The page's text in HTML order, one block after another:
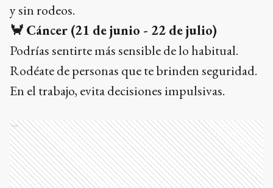
y sin rodeos.
🦀 Cáncer (21 de junio - 22 de julio)
Podrías sentirte más sensible de lo habitual.
Rodéate de personas que te brinden seguridad.
En el trabajo, evita decisiones impulsivas.
Ads